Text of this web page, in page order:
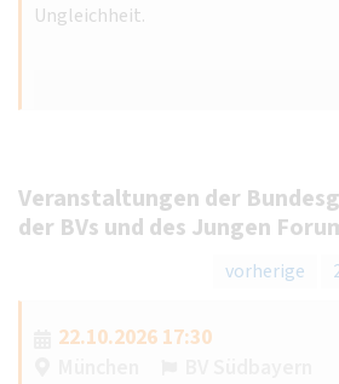
Ungleichheit.
Veranstaltungen der
der BVs und des Jungen
vorherige
22.10.2026 17:30